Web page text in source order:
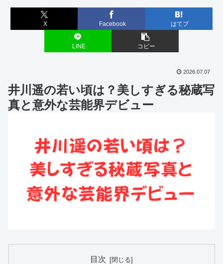
X Facebook はてブ
LINE コピー
2026.07.07
井川遥の若い頃は？美しすぎる秘蔵写
真と意外な芸能界デビュー
目次